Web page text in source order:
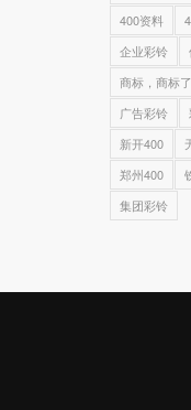
400资料
企业彩铃
商标，商标
广告彩铃
新开400
郑州400
集团彩铃